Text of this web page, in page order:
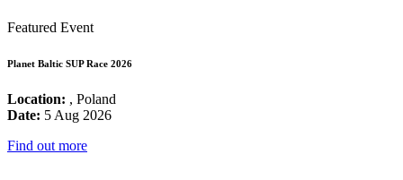
Featured Event
Planet Baltic SUP Race 2026
Location: , Poland
Date: 5 Aug 2026
Find out more